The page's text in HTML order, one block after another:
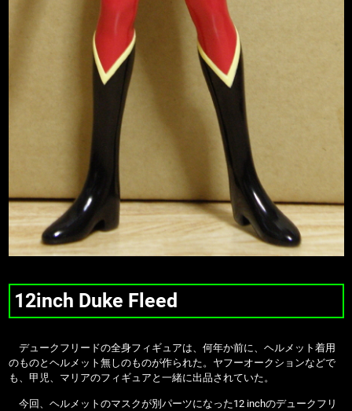
12inch Duke Fleed
デュークフリードの全身フィギュアは、何年か前に、ヘルメット着用
のものとヘルメット無しのものが作られた。ヤフーオークションなどで
も、甲児、マリアのフィギュアと一緒に出品されていた。
今回、ヘルメットのマスクが別パーツになった12 inchのデュークフリ